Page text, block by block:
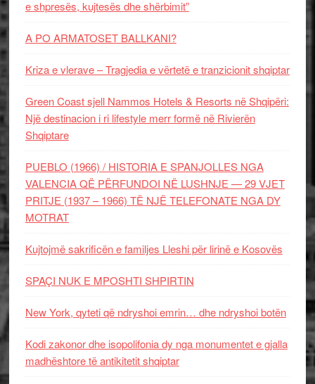
e shpresës, kujtesës dhe shërbimit”
A PO ARMATOSET BALLKANI?
Kriza e vlerave – Tragjedia e vërtetë e tranzicionit shqiptar
Green Coast sjell Nammos Hotels & Resorts në Shqipëri:
Një destinacion i ri lifestyle merr formë në Rivierën
Shqiptare
PUEBLO (1966) / HISTORIA E SPANJOLLES NGA
VALENCIA QË PËRFUNDOI NË LUSHNJE — 29 VJET
PRITJE (1937 – 1966) TË NJË TELEFONATE NGA DY
MOTRAT
Kujtojmë sakrificën e familjes Lleshi për lirinë e Kosovës
SPAÇI NUK E MPOSHTI SHPIRTIN
New York, qyteti që ndryshoi emrin… dhe ndryshoi botën
Kodi zakonor dhe isopolifonia dy nga monumentet e gjalla
madhështore të antikitetit shqiptar